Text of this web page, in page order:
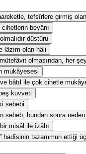
tefsîrlere girmiş olan
beyânı
düstûru
lâzım olan hâli
olmasından, her
mukâyesesi
bâtıl ile çok cihetle
kuvveti
sebebi
sebeb, bundan sonra
misâl ile îzâhı
hadîsinin tazammun ettiği